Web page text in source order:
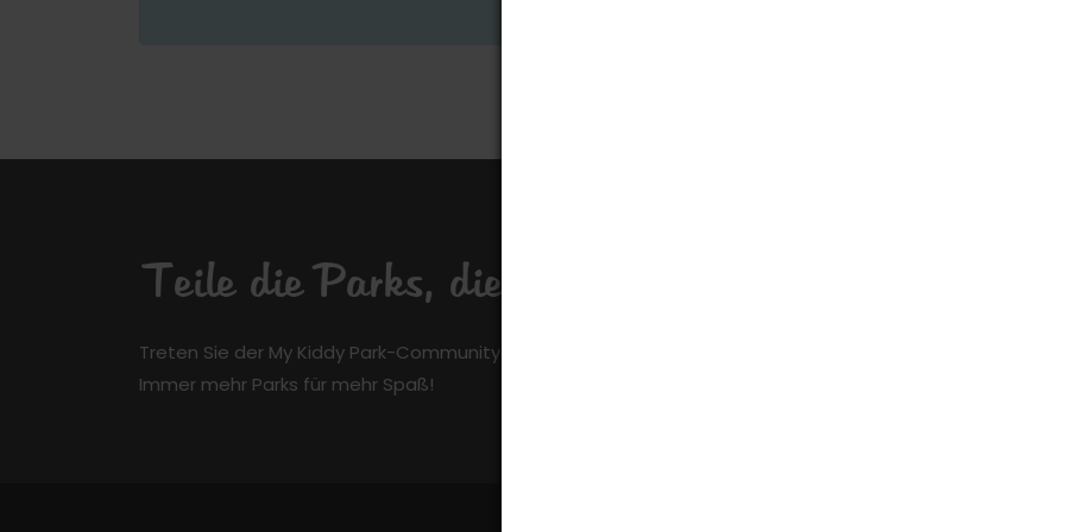
Teile die Parks, die du kennst
Treten Sie der My Kiddy Park-Community kostenlos bei und machen Sie einen Unterschied!
Immer mehr Parks für mehr Spaß!